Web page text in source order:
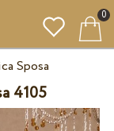
0
Sposa
4105